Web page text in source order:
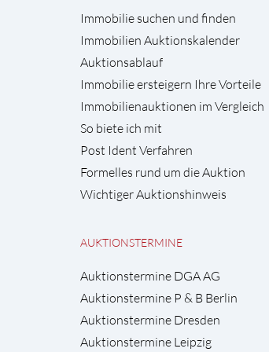
Immobilie suchen und finden
Immobilien Auktionskalender
Auktionsablauf
Immobilie ersteigern Ihre Vorteile
Immobilienauktionen im Vergleich
So biete ich mit
Post Ident Verfahren
Formelles rund um die Auktion
Wichtiger Auktionshinweis
AUKTIONSTERMINE
Auktionstermine DGA AG
Auktionstermine P & B Berlin
Auktionstermine Dresden
Auktionstermine Leipzig